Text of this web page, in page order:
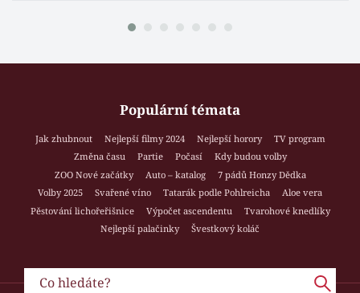
Populární témata
Jak zhubnout Nejlepší filmy 2024 Nejlepší horory
TV program
Změna času
Partie Počasí
Kdy budou volby
ZOO Nové začátky
Auto – katalog
7 pádů Honzy Dědka
Volby 2025
Svařené víno Tatarák podle Pohlreicha
Aloe vera
Pěstování lichořeřišnice
Výpočet ascendentu
Tvarohové knedlíky
Nejlepší palačinky
Švestkový koláč